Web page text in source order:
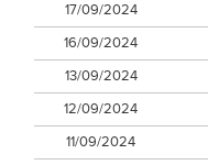
17/09/2024
16/09/2024
13/09/2024
12/09/2024
11/09/2024